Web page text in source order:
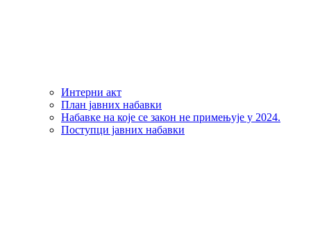
Интерни акт
План јавних набавки
Набавке на које се закон не примењује у 2024.
Поступци јавних набавки